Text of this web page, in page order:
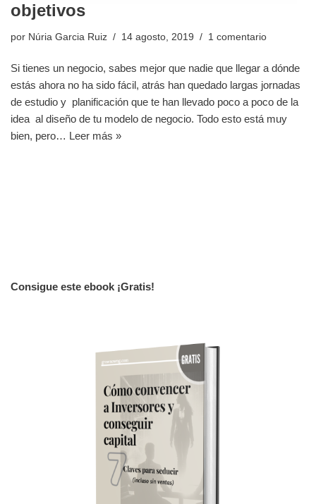
objetivos
por Núria Garcia Ruiz 14 agosto, 2019 1 comentario
Si tienes un negocio, sabes mejor que nadie que llegar a dónde
estás ahora no ha sido fácil, atrás han quedado largas jornadas
de estudio y planificación que te han llevado poco a poco de la
idea al diseño de tu modelo de negocio. Todo esto está muy
bien, pero… Leer más »
Consigue este ebook ¡Gratis!